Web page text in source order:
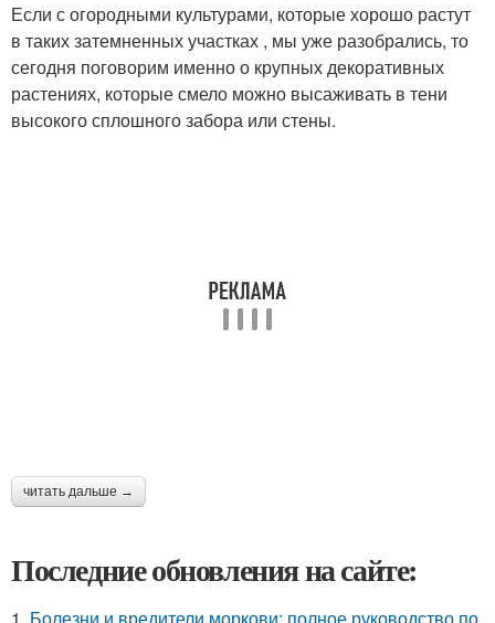
Если с огородными культурами, которые хорошо растут
в таких затемненных участках , мы уже разобрались, то
сегодня поговорим именно о крупных декоративных
растениях, которые смело можно высаживать в тени
высокого сплошного забора или стены.
читать дальше →
Последние обновления на сайте: